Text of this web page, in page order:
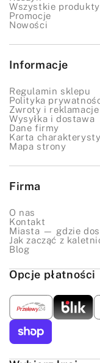
Wszystkie produkty
Promocje
Nowości
Informacje
Regulamin sklepu
Polityka
Zwroty i reklamacje
Wysyłka i dostawa
Dane firmy
Karta
Mapa strony
Firma
O nas
Kontakt
Miasta — gdzie
Jak zacząć z
Blog
Opcje płatności